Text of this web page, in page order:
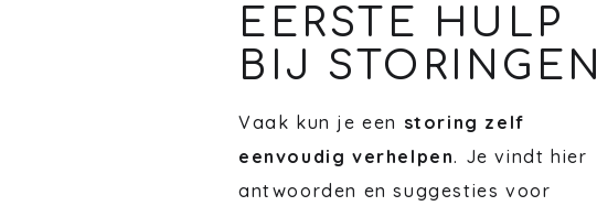
EERSTE HULP
BIJ STORINGEN
Vaak kun je een storing zelf
eenvoudig verhelpen. Je vindt hier
antwoorden en suggesties voor